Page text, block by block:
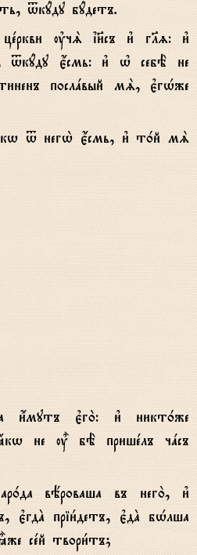
tкyду бyдетъ.
ўчS ї}съ и3 гlz: и3
tкyду є4смь: и3 њ себЁ не
послaвый мS, є3гHже
t негw2 є4смь, и3 т0й мS
и4мутъ є3го2: и3 никт0же
не u5 бЁ пришeлъ чaсъ
вёроваша въ него2, и3
пріи1детъ, є3дA бHлша
сeй твори1тъ;